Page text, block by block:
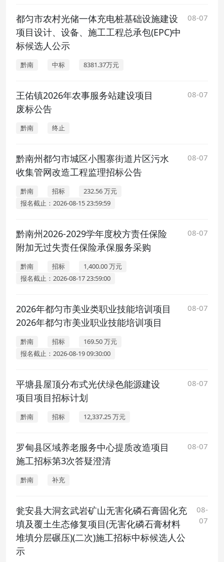
都匀市农村光储一体充电桩基础设施建设
项目设计、设备、施工工程总承包(EPC)中
标候选人公示
08-07
黔南 中标 8381.37万元
王佑镇2026年农事服务站建设项目
废标公告
08-07
黔南 终止
黔南州都匀市城区小围寨街道片区污水
收集管网改造工程监理招标公告
08-07
黔南 招标
232.56 万元
报名截止：2026-08-15 23:59:59
黔南州2026-2029学年度校方责任保险
附加无过失责任保险承保服务采购
08-07
黔南 招标
1,400.00 万元
报名截止：2026-08-17 23:59:00
2026年都匀市美业类职业技能培训项目
2026年都匀市美业职业技能培训项目
08-07
黔南 招标
169.50 万元
报名截止：2026-08-19 09:30:00
平塘县屋顶分布式光伏绿色能源建设
项目项目招标计划
08-07
黔南 招标 12,337.25 万元
罗甸县区域养老服务中心提质改造项目
施工招标第3次答疑澄清
08-07
黔南 补充
瓮安县大洞玄武岩矿山无害化磷石膏固化充
填及覆土生态修复项目(无害化磷石膏材料
堆填分层碾压)(二次)施工招标中标候选人公
示
08-
07